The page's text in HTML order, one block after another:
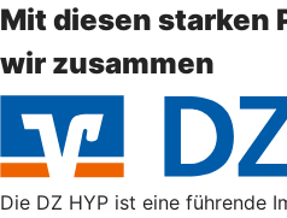
Mit diesen starken
wir zusammen
Die DZ HYP ist eine führende